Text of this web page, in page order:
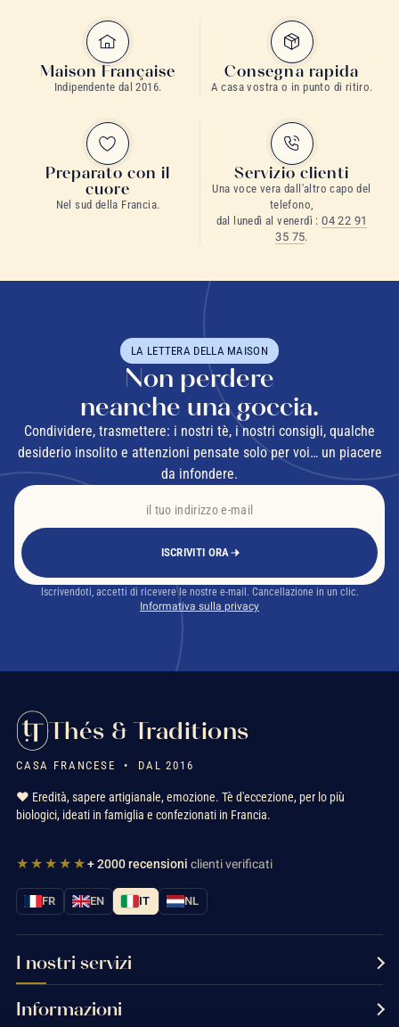
Maison Française
Indipendente dal 2016.
Consegna rapida
A casa vostra o in punto di ritiro.
Preparato con il
cuore
Nel sud della Francia.
Servizio clienti
Una voce vera dall'altro capo del
telefono,
dal lunedì al venerdì :04 22 91
35 75.
LA LETTERA DELLA MAISON
Non perdere
neanche una goccia.
Condividere, trasmettere: i nostri tè, i nostri consigli, qualche
desiderio insolito e attenzioni pensate solo per voi… un piacere
da infondere.
ISCRIVITI ORA
Iscrivendoti, accetti di ricevere le nostre e-mail. Cancellazione in un clic.
Informativa sulla privacy
Thés & Traditions
CASA FRANCESE • DAL 2016
❤️ Eredità, sapere artigianale, emozione. Tè d'eccezione, per lo più
biologici, ideati in famiglia e confezionati in Francia.
★★★★★+ 2000 recensioni clienti verificati
FR EN IT NL
I nostri servizi
Informazioni